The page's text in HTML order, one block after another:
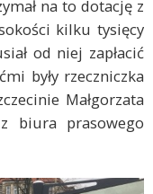
na to dotację z
kilku tysięcy
od niej zapłacić
były rzeczniczka
Małgorzata
biura prasowego